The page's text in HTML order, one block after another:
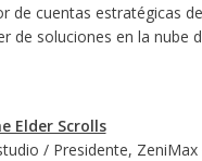
de cuentas estratégicas
de soluciones en la nube
Elder Scrolls
/ Presidente, ZeniMax